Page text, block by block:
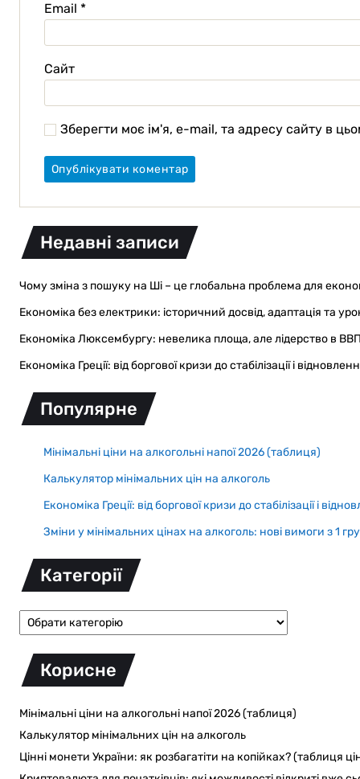
Email *
Сайт
Зберегти моє ім'я, e-mail, та адресу сайту в
Недавні записи
Чому зміна з пошуку на Ші – це глобальна проблема для
Економіка без електрики: історичний досвід, адаптація та
Економіка Люксембургу: невелика площа, але лідерство в
Економіка Греції: від боргової кризи до стабілізації і
Популярне
Мінімальні ціни на алкогольні напої 2026 (таблиця)
Калькулятор мінімальних цін на алкоголь
Економіка Греції: від боргової кризи до стабілізації і
Зміни у мінімальних цінах на алкоголь: нові вимоги з 1
Категорії
Корисне
Мінімальні ціни на алкогольні напої 2026 (таблиця)
Калькулятор мінімальних цін на алкоголь
Цінні монети України: як розбагатіти на копійках? (таблиця